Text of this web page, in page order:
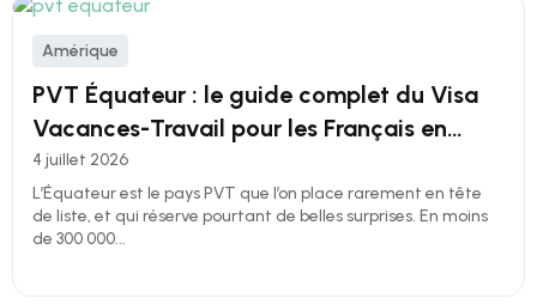
Amérique
PVT Équateur : le guide complet du Visa
Vacances-Travail pour les Français en
2026
4 juillet 2026
L’Équateur est le pays PVT que l’on place rarement en tête
de liste, et qui réserve pourtant de belles surprises. En moins
de 300 000...